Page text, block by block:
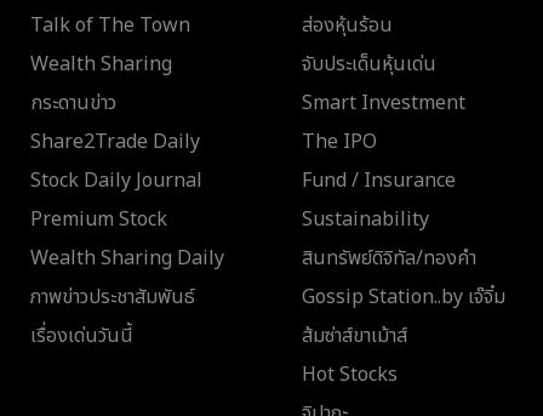
Talk of The Town
Wealth Sharing
กระดานข่าว
Share2Trade Daily
Stock Daily Journal
Premium Stock
Wealth Sharing Daily
ภาพข่าวประชาสัมพันธ์
เรื่องเด่นวันนี้
ส่องหุ้นร้อน
จับประเด็นหุ้นเด่น
Smart Investment
The IPO
Fund / Insurance
Sustainability
สินทรัพย์ดิจิทัล/ทองคำ
Gossip Station..by เจ๊จิ๋ม
ส้มซ่าส์ขาเม้าส์
Hot Stocks